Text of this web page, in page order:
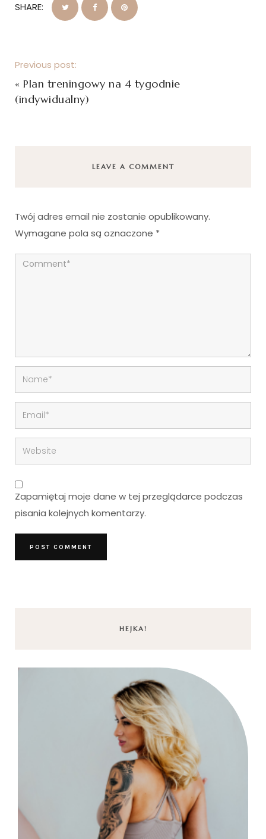
SHARE:
Previous post:
« Plan treningowy na 4 tygodnie
(indywidualny)
LEAVE A COMMENT
Twój adres email nie zostanie opublikowany.
Wymagane pola są oznaczone *
Zapamiętaj moje dane w tej przeglądarce podczas
pisania kolejnych komentarzy.
HEJKA!